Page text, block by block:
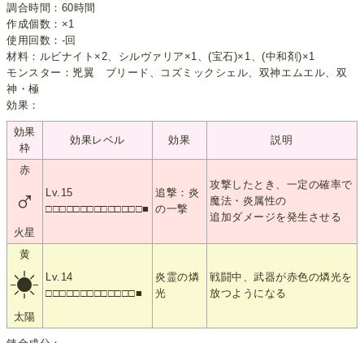
調合時間：60時間
作成個数：×1
使用回数：-回
材料：ルビナイト×2、シルヴァリア×1、(宝石)×1、(中和剤)×1
モンスター：兇翼 ブリード、コズミックシェル、双神エムエル、双
神・極
効果：
効果
枠
効果レベル 効果 説明
赤
♂
火星
Lv.15
□□□□□□□□□□□□□□■
追撃：炎
の一撃
攻撃したとき、一定の確率で
魔法・炎属性の
追加ダメージを発生させる
黄
☀
太陽
Lv.14
□□□□□□□□□□□□□■
炎霊の燐
光
戦闘中、武器が赤色の燐光を
放つようになる